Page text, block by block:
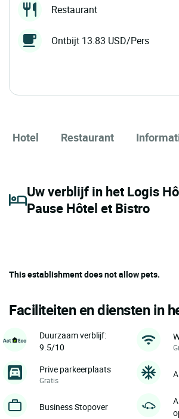
Restaurant
Ontbijt 13.83 USD/Pers
Hotel Restaurant
Uw verblijf in het Logis
Pause Hôtel et Bistro
This establishment does not allow pets.
Faciliteiten en diensten in
Duurzaam verblijf:
9.5/10
Prive parkeerplaats
Gratis
Business Stopover